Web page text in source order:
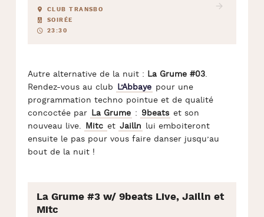
CLUB TRANSBO
SOIRÉE
23:30
Autre alternative de la nuit : La Grume #03.
Rendez-vous au club L’Abbaye pour une
programmation techno pointue et de qualité
concoctée par La Grume : 9beats et son
nouveau live. Mitc et Jailln lui emboiteront
ensuite le pas pour vous faire danser jusqu’au
bout de la nuit !
La Grume #3 w/ 9beats Live, Jailln et
Mitc